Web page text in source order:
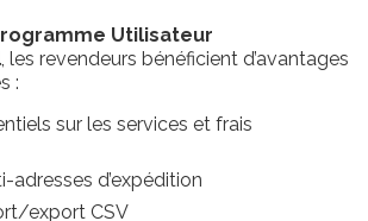
Utilisateur
, les revendeurs bénéficient d’avantages
:
sur les services et frais
adresses d’expédition
export CSV